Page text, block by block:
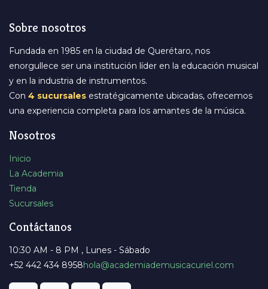
Sobre nosotros
Fundada en 1985 en la ciudad de Querétaro, nos
enorgullece ser una institución líder en la educación musical
y en la industria de instrumentos.
Con 4 sucursales estratégicamente ubicadas, ofrecemos
una experiencia completa para los amantes de la música.
Nosotros
Inicio
La Academia
Tienda
Sucursales
Contáctanos
10:30 AM - 8 PM , Lunes - Sábado
+52 442 434 8958​hola@academiademusicacuriel.com